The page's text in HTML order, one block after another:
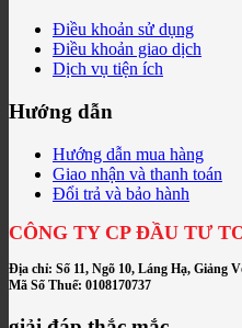
Điều khoản sử dụng
Điều khoản giao dịch
Dịch vụ tiện ích
Hướng dẫn
Hướng dẫn mua hàng
Giao nhận và thanh toán
Đổi trả và bảo hành
CÔNG TY CP ĐẦU TƯ
Địa chỉ: Số 11, Ngõ 10, Láng Hạ, Giảng
Mã Số Thuế: 0108170737